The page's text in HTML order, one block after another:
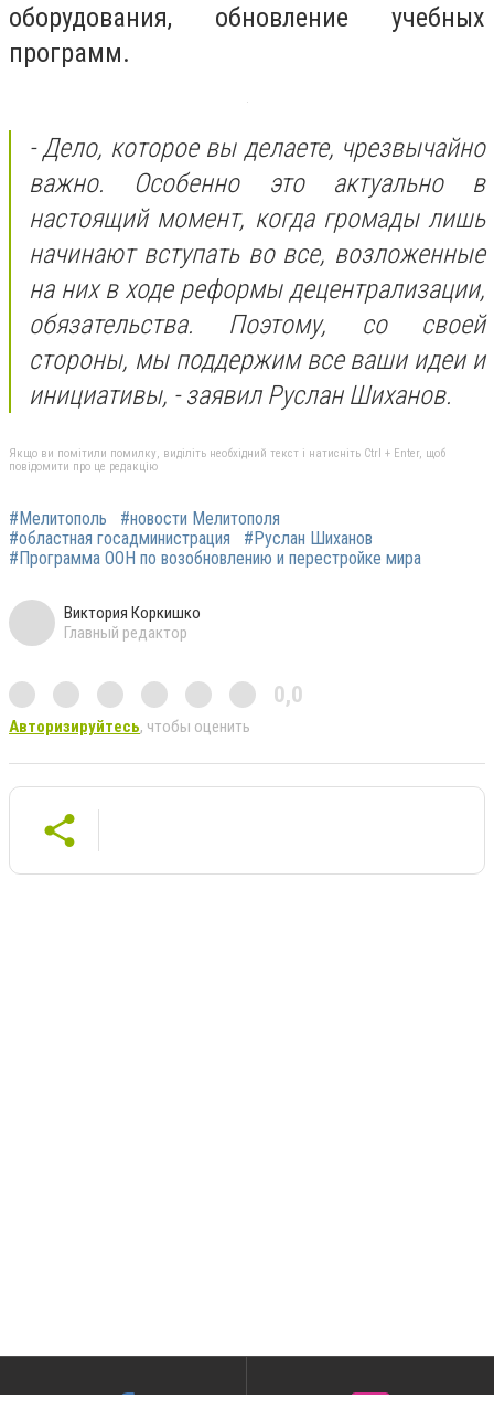
оборудования, обновление учебных
программ.
- Дело, которое вы делаете, чрезвычайно
важно. Особенно это актуально в
настоящий момент, когда громады лишь
начинают вступать во все, возложенные
на них в ходе реформы децентрализации,
обязательства. Поэтому, со своей
стороны, мы поддержим все ваши идеи и
инициативы, - заявил Руслан Шиханов.
Якщо ви помітили помилку, виділіть необхідний текст і натисніть Ctrl + Enter, щоб
повідомити про це редакцію
#Мелитополь
#новости Мелитополя
#областная госадминистрация
#Руслан Шиханов
#Программа ООН по возобновлению и перестройке мира
Виктория Коркишко
Главный редактор
0,0
Авторизируйтесь, чтобы оценить